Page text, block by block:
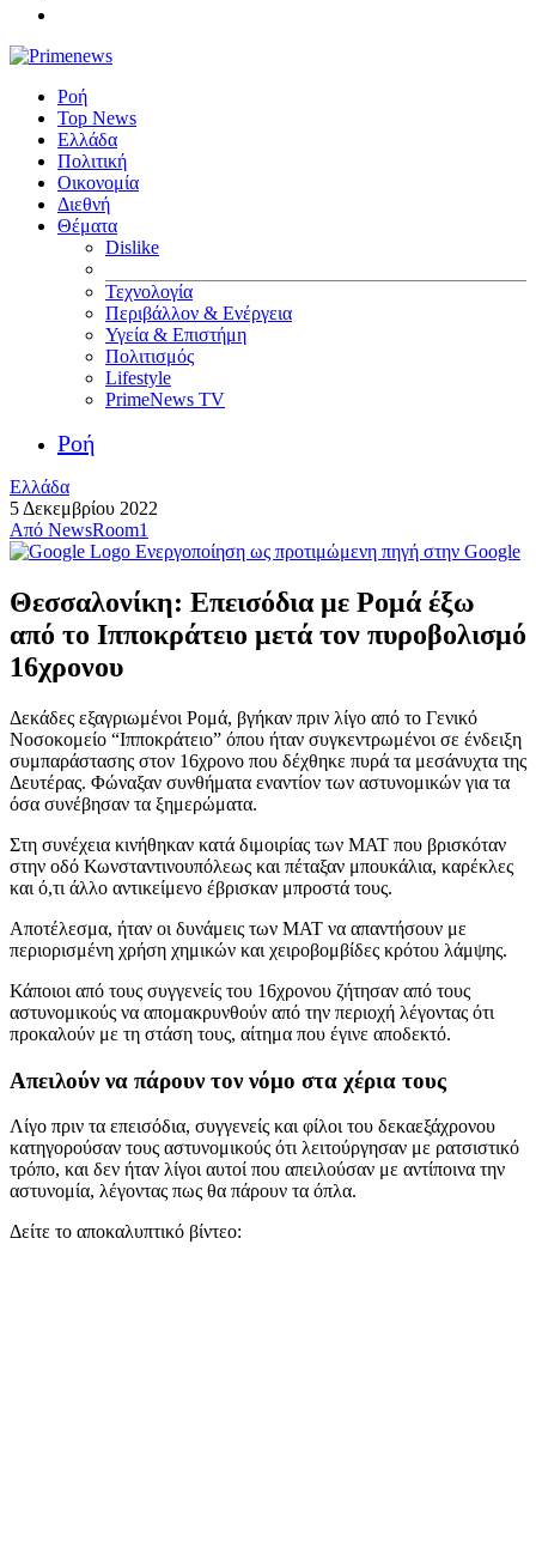
Ροή
Top News
Ελλάδα
Πολιτική
Οικονομία
Διεθνή
Θέματα
Dislike
Τεχνολογία
Περιβάλλον & Ενέργεια
Υγεία & Επιστήμη
Πολιτισμός
Lifestyle
PrimeNews TV
Ροή
Ελλάδα
5 Δεκεμβρίου 2022
Από NewsRoom1
Ενεργοποίηση ως προτιμώμενη πηγή στην Google
Θεσσαλονίκη: Επεισόδια με Ρομά έξω
από το Ιπποκράτειο μετά τον πυροβολισμό
16χρονου
Δεκάδες εξαγριωμένοι Ρομά, βγήκαν πριν λίγο από το Γενικό
Νοσοκομείο “Ιπποκράτειο” όπου ήταν συγκεντρωμένοι σε ένδειξη
συμπαράστασης στον 16χρονο που δέχθηκε πυρά τα μεσάνυχτα της
Δευτέρας. Φώναξαν συνθήματα εναντίον των αστυνομικών για τα
όσα συνέβησαν τα ξημερώματα.
Στη συνέχεια κινήθηκαν κατά διμοιρίας των ΜΑΤ που βρισκόταν
στην οδό Κωνσταντινουπόλεως και πέταξαν μπουκάλια, καρέκλες
και ό,τι άλλο αντικείμενο έβρισκαν μπροστά τους.
Αποτέλεσμα, ήταν οι δυνάμεις των ΜΑΤ να απαντήσουν με
περιορισμένη χρήση χημικών και χειροβομβίδες κρότου λάμψης.
Κάποιοι από τους συγγενείς του 16χρονου ζήτησαν από τους
αστυνομικούς να απομακρυνθούν από την περιοχή λέγοντας ότι
προκαλούν με τη στάση τους, αίτημα που έγινε αποδεκτό.
Απειλούν να πάρουν τον νόμο στα χέρια τους
Λίγο πριν τα επεισόδια, συγγενείς και φίλοι του δεκαεξάχρονου
κατηγορούσαν τους αστυνομικούς ότι λειτούργησαν με ρατσιστικό
τρόπο, και δεν ήταν λίγοι αυτοί που απειλούσαν με αντίποινα την
αστυνομία, λέγοντας πως θα πάρουν τα όπλα.
Δείτε το αποκαλυπτικό βίντεο: